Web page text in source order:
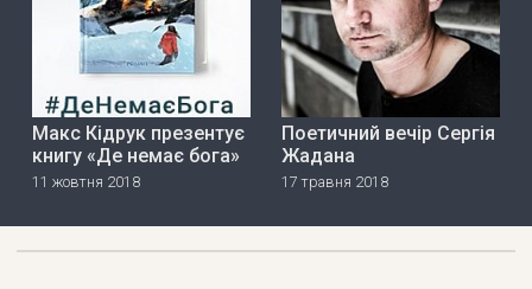
Макс Кідрук презентує
книгу «Де немає бога»
11 жовтня 2018
Поетичний вечір Сергія
Жадана
17 травня 2018